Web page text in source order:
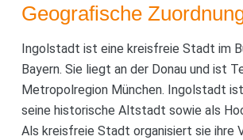
Geografische
Ingolstadt ist eine kreisfreie Stadt im
Bayern. Sie liegt an der Donau und ist
Metropolregion München. Ingolstadt
seine historische Altstadt sowie als
Als kreisfreie Stadt organisiert sie ihre